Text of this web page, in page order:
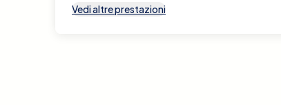
Vedi altre prestazioni